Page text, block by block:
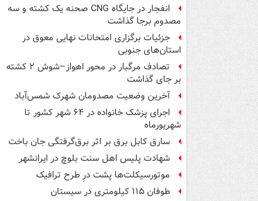
انفجار در جایگاه CNG صحنه یک کشته و سه
مصدوم برجا گذاشت
جزئیات برگزاری امتحانات نهایی معوق در
استان‌های جنوبی
تصادف مرگبار در محور اهواز–شوش ۲ کشته
بر جای گذاشت
آخرین وضعیت مصدومان شهرک شمس‌آباد
اجرای پزشک خانواده در ۶۴ شهر کشور تا
شهریورماه
سارق کابل برق بر اثر برق‌گرفتگی جان باخت
شهادت پلیس اهل سنت بلوچ در ایرانشهر
موتورسیکلت‌ها پشت درِ طرح ترافیک
طوفان ۱۱۵ کیلومتری در سیستان